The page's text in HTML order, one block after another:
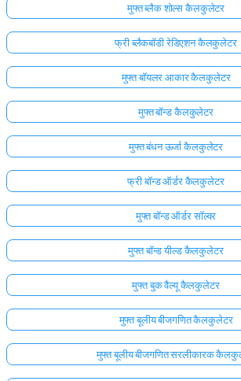
मुफ्त ब्लैक शोल्स कैलकुलेटर
फ्री ब्लैकबॉडी रेडिएशन कैलकुलेटर
मुफ्त बॉयलर आकार कैलकुलेटर
मुफ्त बॉन्ड कैलकुलेटर
मुफ्त बंधन ऊर्जा कैलकुलेटर
फ्री बॉन्ड ऑर्डर कैलकुलेटर
मुफ्त बॉन्ड ऑर्डर सॉल्वर
मुफ्त बॉन्ड यील्ड कैलकुलेटर
मुफ्त बुक वैल्यू कैलकुलेटर
मुफ्त बूलीय बीजगणित कैलकुलेटर
मुफ्त बूलीय बीजगणित सरलीकारक